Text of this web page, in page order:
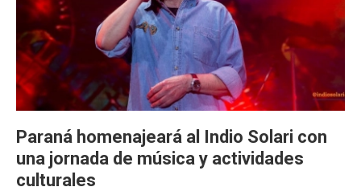
Paraná homenajeará al Indio Solari con
una jornada de música y actividades
culturales